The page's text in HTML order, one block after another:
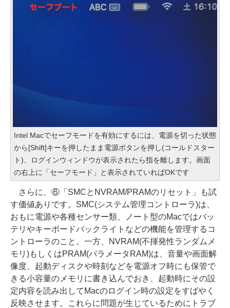
Intel Macでセーフモードを有効にするには、電源を切った状態
から[Shift]キーを押したまま電源ボタンを押し(コールドスター
ト)、ログインウィンドウが表示されたら指を離します。画面
の右上に「セーフモード」と表示されていればOKです
さらに、⑥「SMCとNVRAM/PRAMのリセット」も試
す価値ありです。SMC(システム管理コントローラ)は、
おもに電源や各種センサー類、ノート型のMacではバッ
テリやキーボードバックライトなどの機能を管理するコ
ントローラのこと。一方、NVRAM(不揮発性ランダムメ
モリ)もしくはPRAM(パラメータRAM)は、音量や画面解
像度、起動ディスクや時刻などを電源オフ時にも保管で
きる小容量のメモリに書き込んでおき、起動時にその設
定内容を読み出してMacのログイン時の設定をすばやく
反映させます。これらに問題が生じているためにトラブ